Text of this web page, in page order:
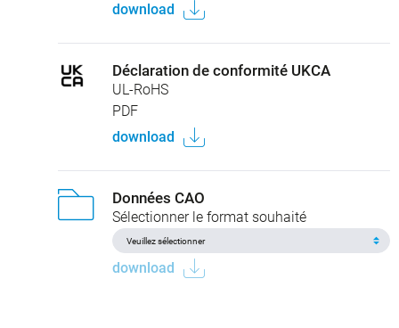
download
Déclaration de conformité UKCA
UL-RoHS
PDF
download
Données CAO
Sélectionner le format souhaité
download